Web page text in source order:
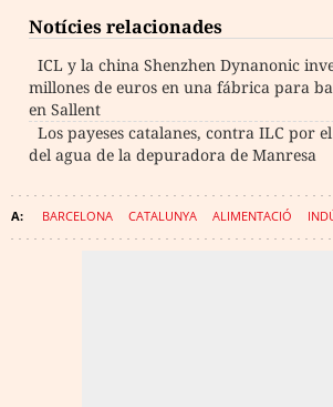
Notícies relacionades
ICL y la china Shenzhen Dynanonic
millones de euros en una fábrica para
en Sallent
Los payeses catalanes, contra ILC por
del agua de la depuradora de Manresa
BARCELONA CATALUNYA ALIMENTACIÓ